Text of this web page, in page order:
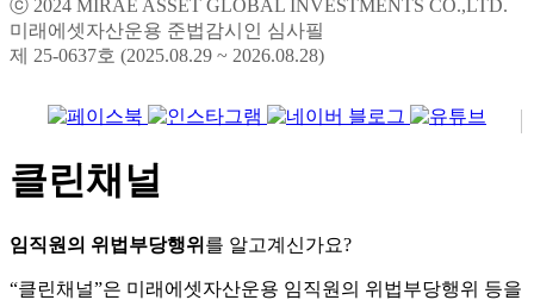
ⓒ 2024 MIRAE ASSET GLOBAL INVESTMENTS CO.,LTD.
미래에셋자산운용 준법감시인 심사필
제 25-0637호 (2025.08.29 ~ 2026.08.28)
클린채널
임직원의 위법부당행위 를 알고계신가요?
“클린채널”은 미래에셋자산운용 임직원의 위법부당행위 등을